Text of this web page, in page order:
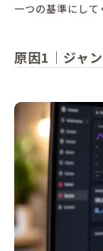
一つの基準にして
原因1｜ジャ